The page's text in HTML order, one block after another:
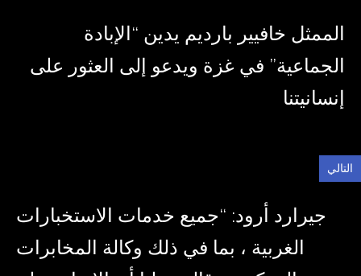
الممثل خافيير بارديم يدين “الإبادة
الجماعية” في غزة ويدعو إلى العثور على
إنسانيتنا
التالي
جيرارد أرود: “جميع خدمات الاستخبارات
الغربية ، بما في ذلك وكالة المخابرات